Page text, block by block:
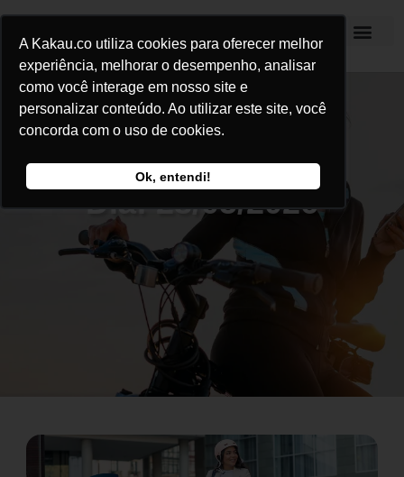
A Kakau.co utiliza cookies para oferecer melhor
experiência, melhorar o desempenho, analisar
como você interage em nosso site e
personalizar conteúdo. Ao utilizar este site, você
concorda com o uso de cookies.
Ok, entendi!
Dia: 28/05/2026